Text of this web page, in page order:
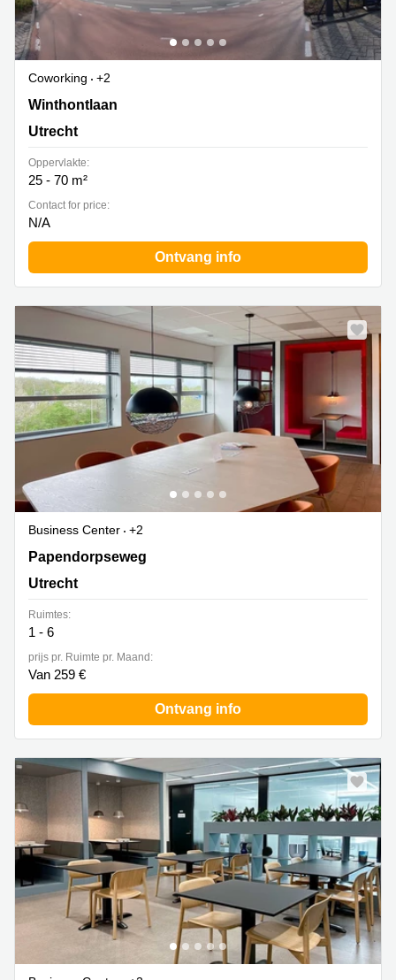
Coworking
+2
Winthontlaan 200, Utrecht
Winthontlaan
Utrecht
Oppervlakte:
25 - 70 m²
Contact for price:
N/A
Ontvang info
Business Center
+2
Papendorpseweg 75, Utrecht
Papendorpseweg
Utrecht
Ruimtes:
1 - 6
prijs pr. Ruimte pr. Maand:
Van 259 €
Ontvang info